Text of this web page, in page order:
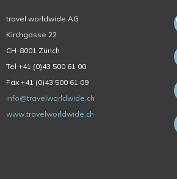
travel worldwide AG
Kirchgasse 22
CH-8001 Zürich
Tel +41 (0)43 500 61 00
Fax +41 (0)43 500 61 09
info@travelworldwide.ch
www.travelworldwide.ch